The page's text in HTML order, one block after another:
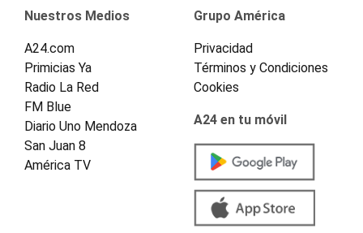
Nuestros Medios
A24.com
Primicias Ya
Radio La Red
FM Blue
Diario Uno Mendoza
San Juan 8
América TV
Grupo América
Privacidad
Términos y Condiciones
Cookies
A24 en tu móvil